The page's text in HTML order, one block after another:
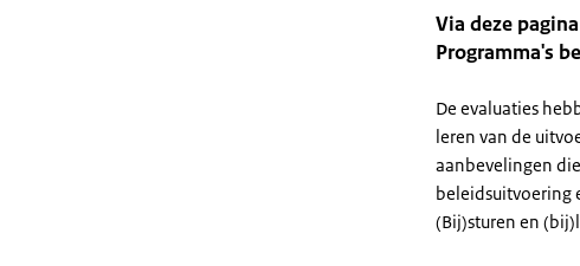
Via deze
Programma's
De evaluaties
leren van de
aanbevelingen
beleidsuitvoering
(Bij)sturen en